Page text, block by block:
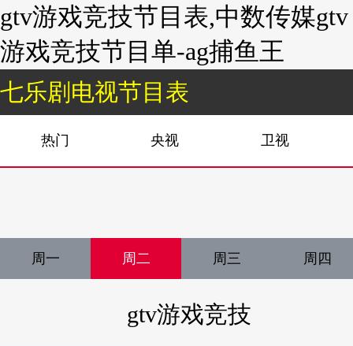
gtv游戏竞技节目表,中数传媒gtv
游戏竞技节目单-ag捕鱼王
七乐剧电视节目表
热门 央视 卫视
周一 周二 周三 周四
gtv游戏竞技